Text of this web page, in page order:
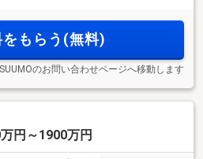
をもらう(無料)
のお問い合わせページへ移動します
円～1900万円